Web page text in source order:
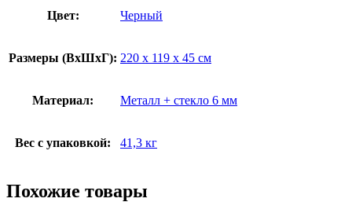
Цвет: Черный
Размеры (ВxШxГ): 220 x 119 x 45 см
Материал: Металл + стекло 6 мм
Вес с упаковкой: 41,3 кг
Похожие товары